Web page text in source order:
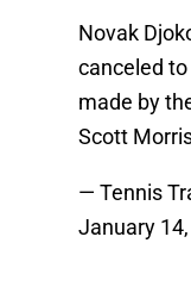
Novak
canceled
made by
Scott
— Tennis
January